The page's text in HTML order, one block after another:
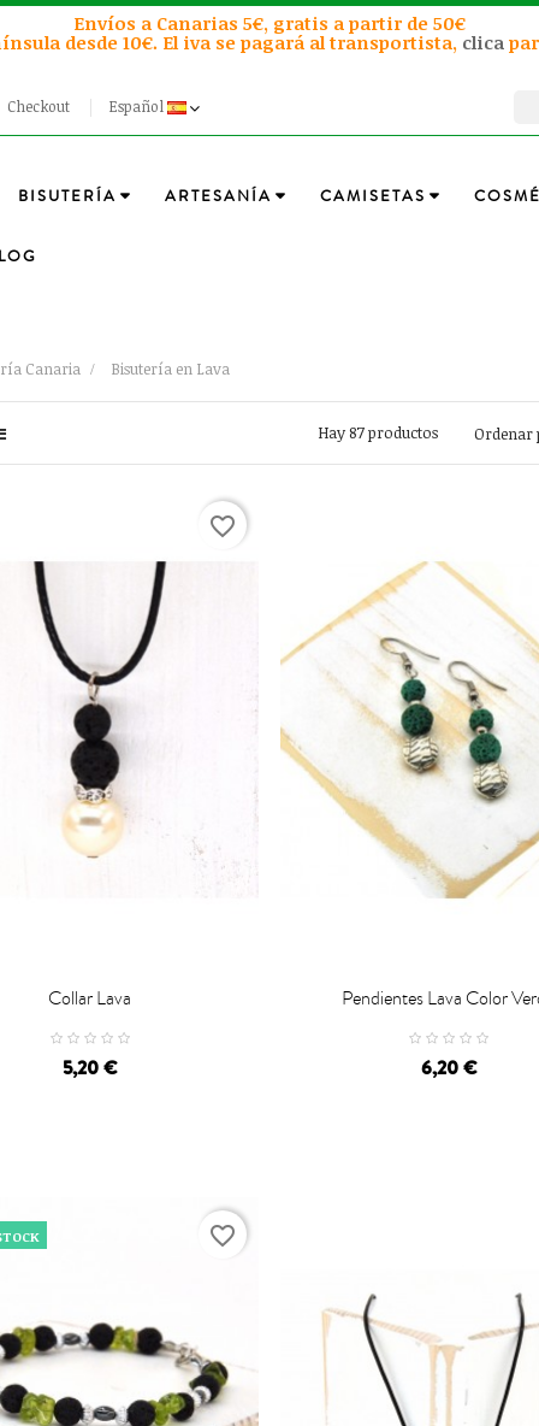
Envíos a Canarias 5€, gratis a partir de 50€
desde 10€. El iva se pagará al transportista, clica
Checkout Español
BISUTERÍA ARTESANÍA CAMISETAS
Canaria Bisutería en Lava
Hay 87 productos Ordenar
Collar Lava
5,20 €
favorite_border
 CARRO
Pendientes Lava Color
6,20 €
favorite_border